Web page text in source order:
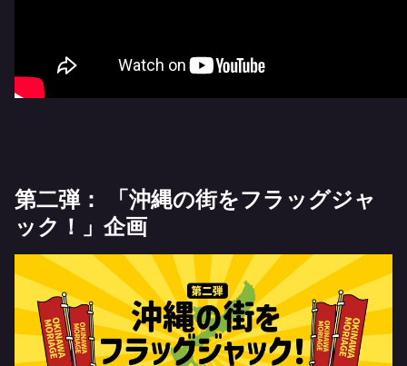
第二弾： 「沖縄の街をフラッグジャ
ック！」企画